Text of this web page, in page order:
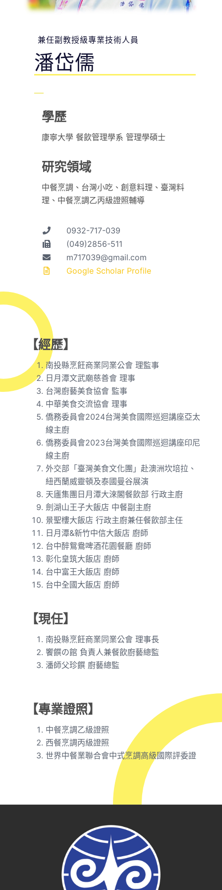
兼任副教授級專業技術人員
潘岱儒
學歷
康寧大學 餐飲管理學系 管理學碩士
研究領域
中餐烹調、台灣小吃、創意料理、臺灣料
理、中餐烹調乙丙級證照輔導
0932-717-039
(049)2856-511
m717039@gmail.com
Google Scholar Profile
【經歷】
南投縣烹飪商業同業公會 理監事
日月潭文武廟慈善會 理事
台灣廚藝美食協會 監事
中華美食交流協會 理事
僑務委員會2024台灣美食國際巡迴講座亞太
線主廚
僑務委員會2023台灣美食國際巡迴講座印尼
線主廚
外交部「臺灣美食文化團」赴澳洲坎培拉、
紐西蘭威靈頓及泰國曼谷展演
天廬集團日月潭大淶閣餐飲部 行政主廚
劍湖山王子大飯店 中餐副主廚
景聖樓大飯店 行政主廚兼任餐飲部主任
日月潭&新竹中信大飯店 廚師
台中醉鴛鴦啤酒花園餐廳 廚師
彰化皇筑大飯店 廚師
台中富王大飯店 廚師
台中全國大飯店 廚師
【現任】
南投縣烹飪商業同業公會 理事長
饗饌の館 負責人兼餐飲廚藝總監
潘師父珍饌 廚藝總監
【專業證照】
中餐烹調乙級證照
西餐烹調丙級證照
世界中餐業聯合會中式烹調高級國際評委證